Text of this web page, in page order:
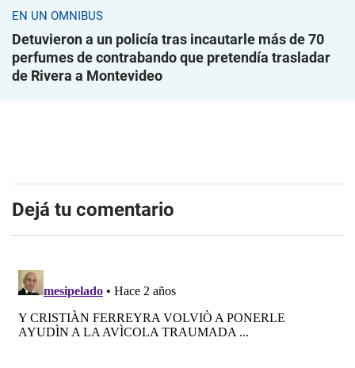
EN UN ÓMNIBUS
Detuvieron a un policía tras incautarle más de 70
perfumes de contrabando que pretendía trasladar
de Rivera a Montevideo
Dejá tu comentario